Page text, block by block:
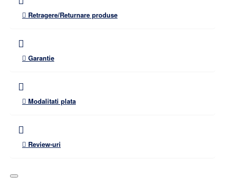
Retragere/Returnare produse
Garantie
Modalitati plata
Review-uri